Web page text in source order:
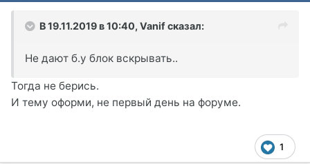
В 19.11.2019 в 10:40, Vanifсказал:
Не дают б.у блок вскрывать..
Тогда не берись.
И тему оформи, не первый день на форуме.
1